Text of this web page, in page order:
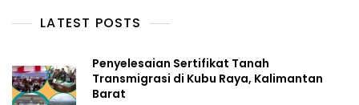
LATEST POSTS
Penyelesaian Sertifikat Tanah
Transmigrasi di Kubu Raya, Kalimantan
Barat